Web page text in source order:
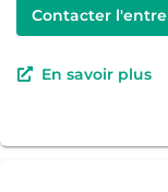
Contacter
En savoir plus